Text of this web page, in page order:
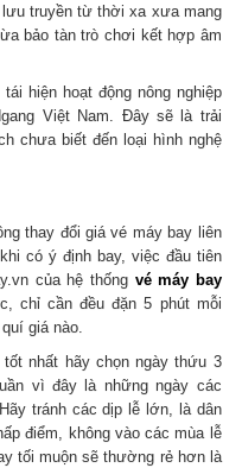
truyền từ thời xa xưa mang
bảo tàn trò chơi kết hợp âm
hiện hoạt động nông nghiệp
Việt Nam. Đây sẽ là trải
chưa biết đến loại hình nghệ
thay đổi giá vé máy bay liên
có ý định bay, việc đầu tiên
của hệ thống vé máy bay
chỉ cần đều đặn 5 phút mỗi
giá nào.
nhất hãy chọn ngày thứu 3
vì đây là những ngày các
tránh các dịp lễ lớn, là dân
điểm, không vào các mùa lễ
tối muộn sẽ thường rẻ hơn là